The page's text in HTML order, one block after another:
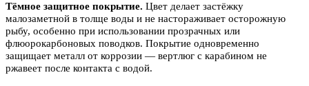
Тёмное защитное покрытие. Цвет делает застёжку
малозаметной в толще воды и не настораживает осторожную
рыбу, особенно при использовании прозрачных или
флюорокарбоновых поводков. Покрытие одновременно
защищает металл от коррозии — вертлюг с карабином не
ржавеет после контакта с водой.